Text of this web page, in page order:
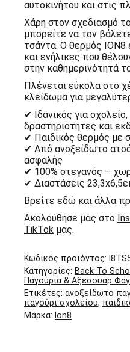
αυτοκινήτου και στις
Χάρη στον σχεδιασμό
μπορείτε να τον
τσάντα. Ο θερμός ION8
και ενήλικες που
στην καθημερινότητά
Πλένεται εύκολα στο
κλείδωμα για
✔ Ιδανικός για
δραστηριότητες και
✔ Παιδικός θερμός με
✔ Από ανοξείδωτο
ασφαλής
✔ 100% στεγανός –
✔ Διαστάσεις
Βρείτε εδώ και άλλα
Ακολούθησε μας στο
TikTok μας.
Κωδικός προϊόντος:
Κατηγορίες: Back To
Παγούρια & Αξεσουάρ
Ετικέτες: ανοξείδωτο
παγούρι σχολείου,
Μάρκα: Ion8